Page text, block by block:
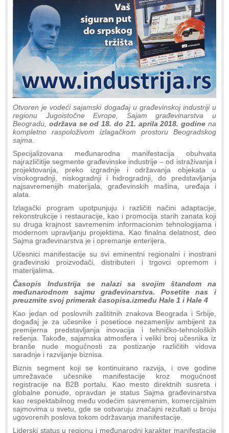
Otvoren je vodeći sajamski događaj u građevinskoj industriji u
regionu Jugoistočne Evrope, Sajam građevinarstva u
Beogradu, održava se od 18. do 21. aprila 2018. godine na
kompletno raspoloživom izlagačkom prostoru Beogradskog
sajma.
Specijalizovana međunarodna manifestacija obuhvata
najrazličitije segmente građevinske industrije – od istraživanja i
projektovanja, preko izgradnje i održavanja objekata u
visokogradnji, niskogradnji i hidrogradnji, do predstavljanja
najsavremenijih materijala, građevinskih mašina, uređaja i
alata.
Izlagački program upotpunjuju i različiti načini adaptacije,
rekonstrukcije i restauracije, kao i promocija starih zanata koji
su druga krajnost savremenim informacionim tehnologijama i
modernom upravljanju projektima. Kao finalna delatnost, deo
Sajma građevinarstva je i opremanje enterijera.
Učesnici manifestacije su svi eminentni regionalni i inostrani
građevinski proizvođači, distributeri i trgovci opremom i
materijalima.
Časopis Industrija se nalazi sa svojim štandom na
međunarodnom sajmu građevinarstva. Posetite nas i
preuzmite svoj primerak časopisa.između Hale 1 i Hale 4
Kao jedan od poslovnih zaštitnih znakova Beograda i Srbije,
događaj je za učesnike i posetioce nezamenljiv ambijent za
premijerna predstavljanja inovacija i tehničko-tehnoloških
rešenja. Takođe, sajamska atmosfera i veliki broj učesnika iz
branše nude mogućnosti za postizanje različitih vidova
saradnje i razvijanje biznisa.
Biznis segment koji se kontinuirano razvija, i ove godine
umrežavaće učesnike manifestacije kroz mogućnost
registracije na B2B portalu. Kao mesto direktnih susreta i
globalne ponude, opravdan je status Sajma građevinarstva
kao respektabilnog među vodećim savremenim, komercijalnim
sajmovima u svetu, gde se ostvaruju značajni rezultati u broju
ugovorenih poslova tokom održavanja manifestacije.
Liderski status u regionu i međunarodni karakter manifestacije